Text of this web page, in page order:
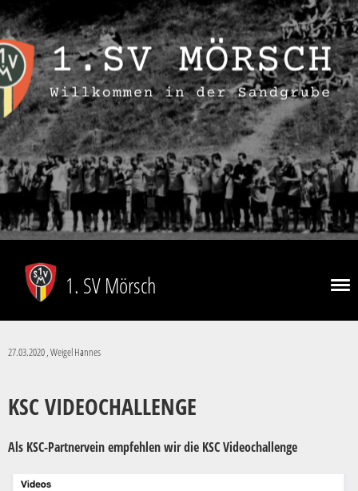
1. SV Mörsch
27.03.2020, Weigel Hannes
KSC VIDEOCHALLENGE
Als KSC-Partnervein empfehlen wir die KSC Videochallenge